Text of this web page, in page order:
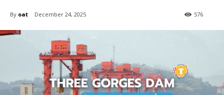
By oat December 24, 2025 576